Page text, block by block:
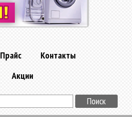
Прайс
Контакты
Акции